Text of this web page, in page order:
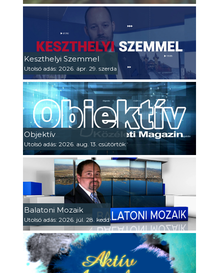
Keszthelyi Szemmel
Utolsó adás: 2026. ápr. 29. szerda
Objektív
Utolsó adás: 2026. aug. 13. csütörtök
Balatoni Mozaik
Utolsó adás: 2026. júl. 28. kedd